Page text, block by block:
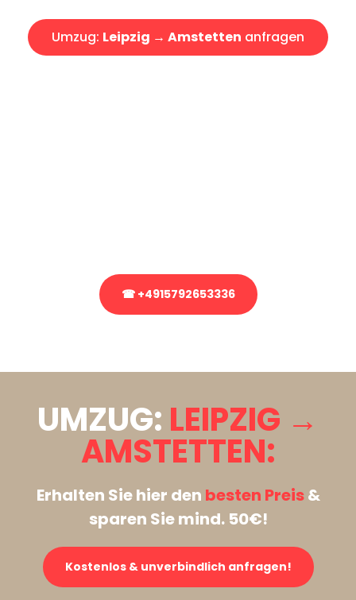
Umzug: Leipzig → Amstetten anfragen
☎ +4915792653336
UMZUG: LEIPZIG →
AMSTETTEN:
Erhalten Sie hier den besten Preis&
sparen Sie mind. 50€!
Kostenlos & unverbindlich anfragen!